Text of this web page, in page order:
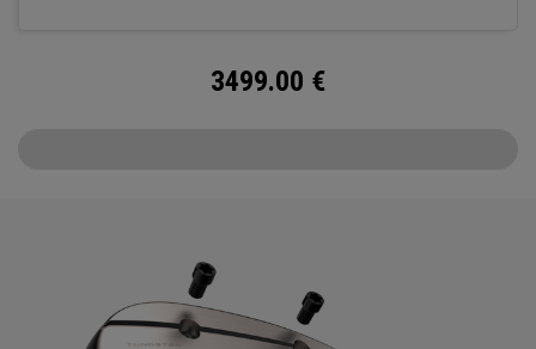
3499.00 €